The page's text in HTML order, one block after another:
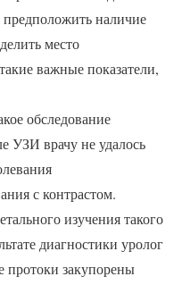
предположить наличие
место
важные показатели,
обследование
УЗИ врачу не удалось
с контрастом.
изучения такого
диагностики уролог
протоки закупорены